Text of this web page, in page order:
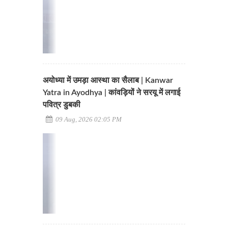
अयोध्या में उमड़ा आस्था का सैलाब | Kanwar
Yatra in Ayodhya | कांवड़ियों ने सरयू में लगाई
पवित्र डुबकी
09 Aug, 2026 02:05 PM